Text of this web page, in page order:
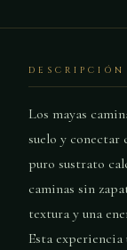
Los mayas
suelo y conectar
puro sustrato
caminas sin
textura y una
Esta